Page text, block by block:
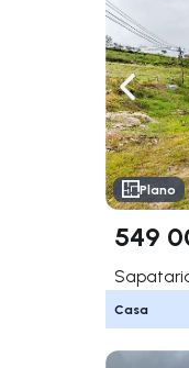
Plano
549
Casa